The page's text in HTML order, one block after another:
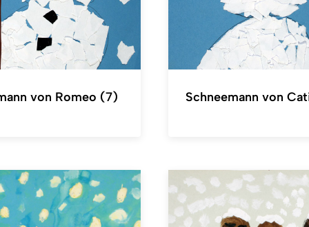
von Romeo (7) Schneemann von